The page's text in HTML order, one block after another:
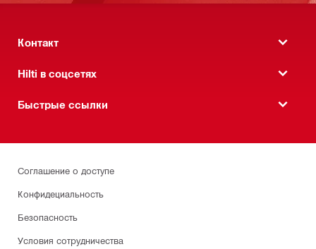
Контакт
Hilti в соцсетях
Быстрые ссылки
Соглашение о доступе
Конфидециальность
Безопасность
Условия сотрудничества